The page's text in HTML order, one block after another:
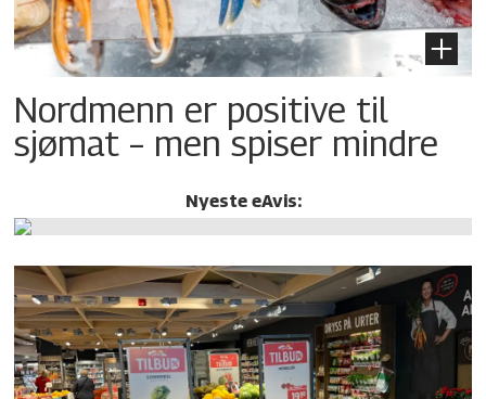
Nordmenn er positive til
sjømat – men spiser mindre
Nyeste eAvis: